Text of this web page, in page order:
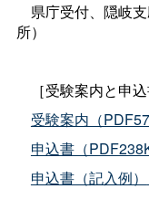
県庁受付、隠岐
所）
［受験案内と申込
受験案内（
申込書（
申込書（記入例）